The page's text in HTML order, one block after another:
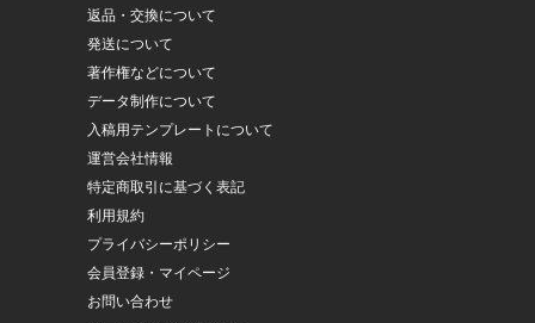
返品・交換について
発送について
著作権などについて
データ制作について
入稿用テンプレートについて
運営会社情報
特定商取引に基づく表記
利用規約
プライバシーポリシー
会員登録・マイページ
お問い合わせ